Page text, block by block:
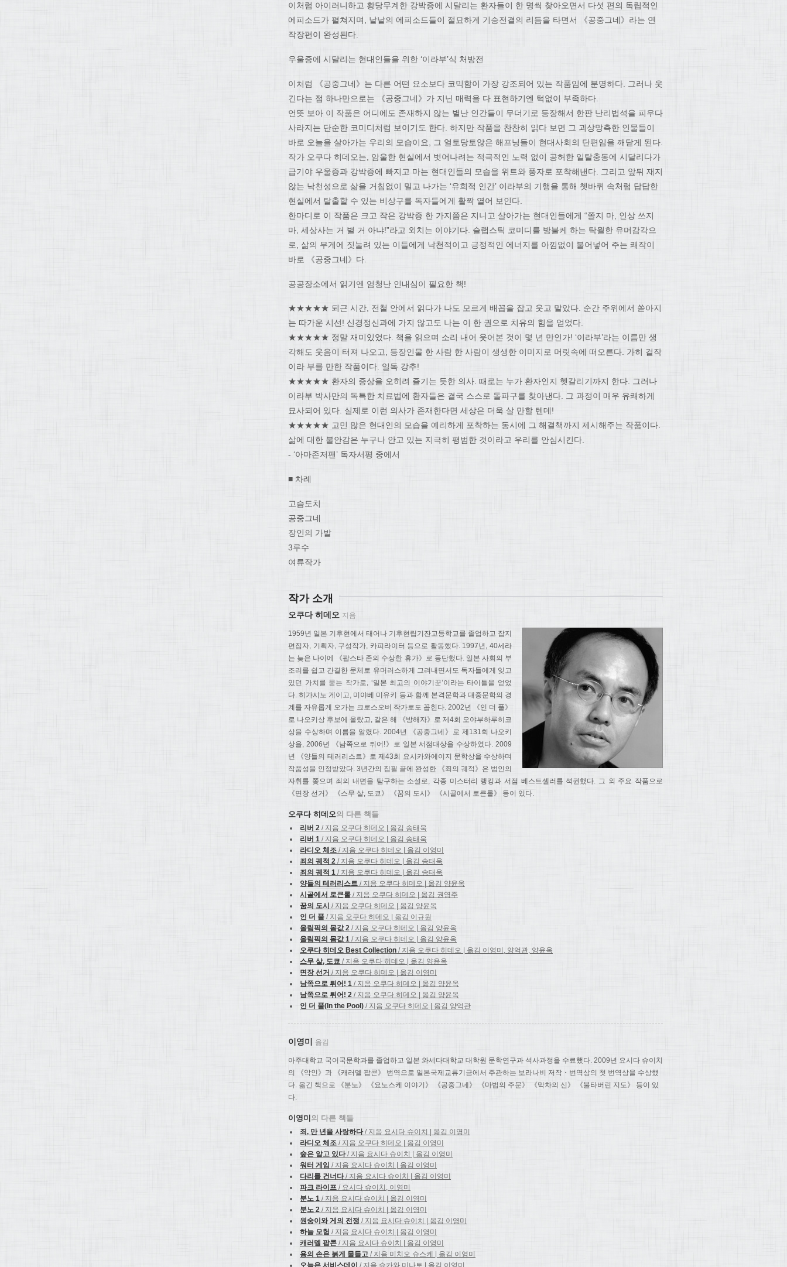
이처럼 아이러니하고 황당무계한 강박증에 시달리는 환자들이 한 명씩 찾아오면서 다섯 편의 독립적인
에피소드가 펼쳐지며, 낱낱의 에피소드들이 절묘하게 기승전결의 리듬을 타면서 《공중그네》라는 연
작장편이 완성된다.
우울증에 시달리는 현대인들을 위한 ‘이라부’식 처방전
이처럼 《공중그네》는 다른 어떤 요소보다 코믹함이 가장 강조되어 있는 작품임에 분명하다. 그러나 웃
긴다는 점 하나만으로는 《공중그네》가 지닌 매력을 다 표현하기엔 턱없이 부족하다.
언뜻 보아 이 작품은 어디에도 존재하지 않는 별난 인간들이 무더기로 등장해서 한판 난리법석을 피우다
사라지는 단순한 코미디처럼 보이기도 한다. 하지만 작품을 찬찬히 읽다 보면 그 괴상망측한 인물들이
바로 오늘을 살아가는 우리의 모습이요, 그 얼토당토않은 해프닝들이 현대사회의 단편임을 깨닫게 된다.
작가 오쿠다 히데오는, 암울한 현실에서 벗어나려는 적극적인 노력 없이 공허한 일탈충동에 시달리다가
급기야 우울증과 강박증에 빠지고 마는 현대인들의 모습을 위트와 풍자로 포착해낸다. 그리고 앞뒤 재지
않는 낙천성으로 삶을 거침없이 밀고 나가는 ‘유희적 인간’ 이라부의 기행을 통해 쳇바퀴 속처럼 답답한
현실에서 탈출할 수 있는 비상구를 독자들에게 활짝 열어 보인다.
한마디로 이 작품은 크고 작은 강박증 한 가지쯤은 지니고 살아가는 현대인들에게 “쫄지 마, 인상 쓰지
마, 세상사는 거 별 거 아냐!”라고 외치는 이야기다. 슬랩스틱 코미디를 방불케 하는 탁월한 유머감각으
로, 삶의 무게에 짓눌려 있는 이들에게 낙천적이고 긍정적인 에너지를 아낌없이 불어넣어 주는 쾌작이
바로 《공중그네》다.
공공장소에서 읽기엔 엄청난 인내심이 필요한 책!
★★★★★ 퇴근 시간, 전철 안에서 읽다가 나도 모르게 배꼽을 잡고 웃고 말았다. 순간 주위에서 쏟아지
는 따가운 시선! 신경정신과에 가지 않고도 나는 이 한 권으로 치유의 힘을 얻었다.
★★★★★ 정말 재미있었다. 책을 읽으며 소리 내어 웃어본 것이 몇 년 만인가! ‘이라부’라는 이름만 생
각해도 웃음이 터져 나오고, 등장인물 한 사람 한 사람이 생생한 이미지로 머릿속에 떠오른다. 가히 걸작
이라 부를 만한 작품이다. 일독 강추!
★★★★★ 환자의 증상을 오히려 즐기는 듯한 의사. 때로는 누가 환자인지 헷갈리기까지 한다. 그러나
이라부 박사만의 독특한 치료법에 환자들은 결국 스스로 돌파구를 찾아낸다. 그 과정이 매우 유쾌하게
묘사되어 있다. 실제로 이런 의사가 존재한다면 세상은 더욱 살 만할 텐데!
★★★★★ 고민 많은 현대인의 모습을 예리하게 포착하는 동시에 그 해결책까지 제시해주는 작품이다.
삶에 대한 불안감은 누구나 안고 있는 지극히 평범한 것이라고 우리를 안심시킨다.
- ‘아마존저팬’ 독자서평 중에서
■ 차례
고슴도치
공중그네
장인의 가발
3루수
여류작가
작가 소개
오쿠다 히데오 지음
1959년 일본 기후현에서 태어나 기후현립기잔고등학교를 졸업하고 잡지
편집자, 기획자, 구성작가, 카피라이터 등으로 활동했다. 1997년, 40세라
는 늦은 나이에 《팝스타 존의 수상한 휴가》로 등단했다. 일본 사회의 부
조리를 쉽고 간결한 문체로 유머러스하게 그려내면서도 독자들에게 잊고
있던 가치를 묻는 작가로, ‘일본 최고의 이야기꾼’이라는 타이틀을 얻었
다. 히가시노 게이고, 미야베 미유키 등과 함께 본격문학과 대중문학의 경
계를 자유롭게 오가는 크로스오버 작가로도 꼽힌다. 2002년 《인 더 풀》
로 나오키상 후보에 올랐고, 같은 해 《방해자》로 제4회 오야부하루히코
상을 수상하며 이름을 알렸다. 2004년 《공중그네》로 제131회 나오키
상을, 2006년 《남쪽으로 튀어!》로 일본 서점대상을 수상하였다. 2009
년 《양들의 테러리스트》로 제43회 요시카와에이지 문학상을 수상하며
작품성을 인정받았다. 3년간의 집필 끝에 완성한 《죄의 궤적》은 범인의
자취를 쫓으며 죄의 내면을 탐구하는 소설로, 각종 미스터리 랭킹과 서점 베스트셀러를 석권했다. 그 외 주요 작품으로
《면장 선거》 《스무 살, 도쿄》 《꿈의 도시》 《시골에서 로큰롤》 등이 있다.
오쿠다 히데오의 다른 책들
리버 2 / 지음 오쿠다 히데오 | 옮김 송태욱
리버 1 / 지음 오쿠다 히데오 | 옮김 송태욱
라디오 체조 / 지음 오쿠다 히데오 | 옮김 이영미
죄의 궤적 2 / 지음 오쿠다 히데오 | 옮김 송태욱
죄의 궤적 1 / 지음 오쿠다 히데오 | 옮김 송태욱
양들의 테러리스트 / 지음 오쿠다 히데오 | 옮김 양윤옥
시골에서 로큰롤 / 지음 오쿠다 히데오 | 옮김 권영주
꿈의 도시 / 지음 오쿠다 히데오 | 옮김 양윤옥
인 더 풀 / 지음 오쿠다 히데오 | 옮김 이규원
올림픽의 몸값 2 / 지음 오쿠다 히데오 | 옮김 양윤옥
올림픽의 몸값 1 / 지음 오쿠다 히데오 | 옮김 양윤옥
오쿠다 히데오 Best Collection / 지음 오쿠다 히데오 | 옮김 이영미, 양억관, 양윤옥
스무 살, 도쿄 / 지음 오쿠다 히데오 | 옮김 양윤옥
면장 선거 / 지음 오쿠다 히데오 | 옮김 이영미
남쪽으로 튀어! 1 / 지음 오쿠다 히데오 | 옮김 양윤옥
남쪽으로 튀어! 2 / 지음 오쿠다 히데오 | 옮김 양윤옥
인 더 풀(In the Pool) / 지음 오쿠다 히데오 | 옮김 양억관
이영미 옮김
아주대학교 국어국문학과를 졸업하고 일본 와세다대학교 대학원 문학연구과 석사과정을 수료했다. 2009년 요시다 슈이치
의 《악인》과 《캐러멜 팝콘》 번역으로 일본국제교류기금에서 주관하는 보라나비 저작・번역상의 첫 번역상을 수상했
다. 옮긴 책으로 《분노》 《요노스케 이야기》 《공중그네》 《마법의 주문》 《막차의 신》 《불타버린 지도》 등이 있
다.
이영미 의 다른 책들
죄, 만 년을 사랑하다/ 지음 요시다 슈이치 | 옮김 이영미
라디오 체조 / 지음 오쿠다 히데오 | 옮김 이영미
숲은 알고 있다/ 지음 요시다 슈이치 | 옮김 이영미
워터 게임 / 지음 요시다 슈이치 | 옮김 이영미
다리를 건너다/ 지음 요시다 슈이치 | 옮김 이영미
파크 라이프 / 요시다 슈이치, 이영미
분노 1 / 지음 요시다 슈이치 | 옮김 이영미
분노 2 / 지음 요시다 슈이치 | 옮김 이영미
원숭이와 게의 전쟁 / 지음 요시다 슈이치 | 옮김 이영미
하늘 모험 / 지음 요시다 슈이치 | 옮김 이영미
캐러멜 팝콘 / 지음 요시다 슈이치 | 옮김 이영미
용의 손은 붉게 물들고 / 지음 미치오 슈스케 | 옮김 이영미